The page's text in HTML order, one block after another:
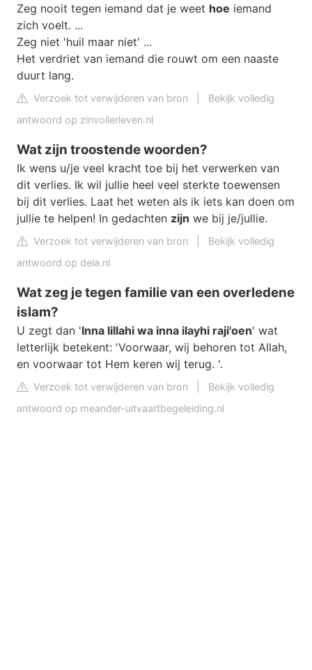
Zeg nooit tegen iemand dat je weet hoe iemand
zich voelt. ...
Zeg niet 'huil maar niet' ...
Het verdriet van iemand die rouwt om een naaste
duurt lang.
Verzoek tot verwijderen van bron
Bekijk volledig
antwoord op zinvollerleven.nl
Wat zijn troostende woorden?
Ik wens u/je veel kracht toe bij het verwerken van
dit verlies. Ik wil jullie heel veel sterkte toewensen
bij dit verlies. Laat het weten als ik iets kan doen om
jullie te helpen! In gedachten zijn we bij je/jullie.
Verzoek tot verwijderen van bron
Bekijk volledig
antwoord op dela.nl
Wat zeg je tegen familie van een overledene
islam?
U zegt dan 'Inna lillahi wa inna ilayhi raji'oen' wat
letterlijk betekent: 'Voorwaar, wij behoren tot Allah,
en voorwaar tot Hem keren wij terug. '.
Verzoek tot verwijderen van bron
Bekijk volledig
antwoord op meander-uitvaartbegeleiding.nl